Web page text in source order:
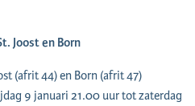
Joost en Born
(afrit 44) en Born (afrit 47)
9 januari 21.00 uur tot zaterdag